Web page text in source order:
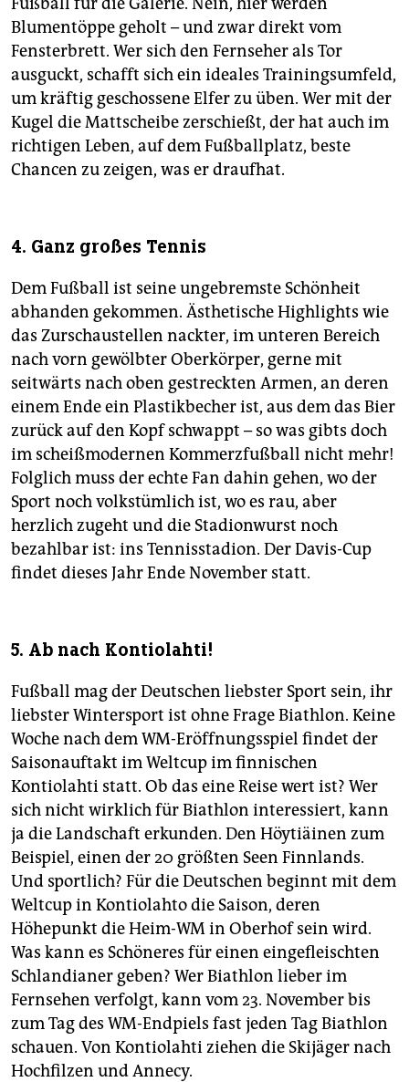
Blumentöppe geholt – und zwar direkt vom
Fensterbrett. Wer sich den Fernseher als Tor
ausguckt, schafft sich ein ideales Trainingsumfeld,
um kräftig geschossene Elfer zu üben. Wer mit der
Kugel die Mattscheibe zerschießt, der hat auch im
richtigen Leben, auf dem Fußballplatz, beste
Chancen zu zeigen, was er draufhat.
4. Ganz großes Tennis
Dem Fußball ist seine ungebremste Schönheit
abhanden gekommen. Ästhetische Highlights wie
das Zurschaustellen nackter, im unteren Bereich
nach vorn gewölbter Oberkörper, gerne mit
seitwärts nach oben gestreckten Armen, an deren
einem Ende ein Plastikbecher ist, aus dem das Bier
zurück auf den Kopf schwappt – so was gibts doch
im scheißmodernen Kommerzfußball nicht mehr!
Folglich muss der echte Fan dahin gehen, wo der
Sport noch volkstümlich ist, wo es rau, aber
herzlich zugeht und die Stadionwurst noch
bezahlbar ist: ins Tennisstadion. Der Davis-Cup
findet dieses Jahr Ende November statt.
5. Ab nach Kontiolahti!
Fußball mag der Deutschen liebster Sport sein, ihr
liebster Wintersport ist ohne Frage Biathlon. Keine
Woche nach dem WM-Eröffnungsspiel findet der
Saisonauftakt im Weltcup im finnischen
Kontiolahti statt. Ob das eine Reise wert ist? Wer
sich nicht wirklich für Biathlon interessiert, kann
ja die Landschaft erkunden. Den Höytiäinen zum
Beispiel, einen der 20 größten Seen Finnlands.
Und sportlich? Für die Deutschen beginnt mit dem
Weltcup in Kontiolahto die Saison, deren
Höhepunkt die Heim-WM in Oberhof sein wird.
Was kann es Schöneres für einen eingefleischten
Schlandianer geben? Wer Biathlon lieber im
Fernsehen verfolgt, kann vom 23. November bis
zum Tag des WM-Endpiels fast jeden Tag Biathlon
schauen. Von Kontiolahti ziehen die Skijäger nach
Hochfilzen und Annecy.